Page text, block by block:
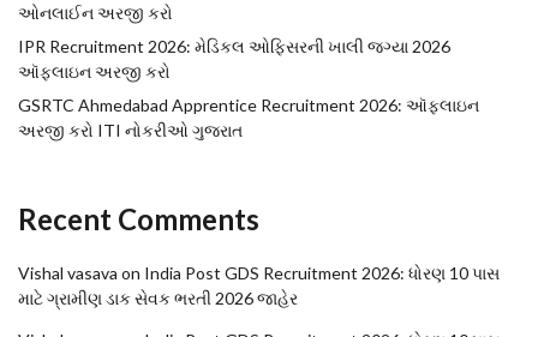
ઓનલાઈન અરજી કરો
IPR Recruitment 2026: મેડિકલ ઓફિસરની ખાલી જગ્યા 2026
ઑફલાઇન અરજી કરો
GSRTC Ahmedabad Apprentice Recruitment 2026: ઑફલાઇન
અરજી કરો ITI નોકરીઓ ગુજરાત
Recent Comments
Vishal vasava on India Post GDS Recruitment 2026: ધોરણ 10 પાસ
માટે ગ્રામીણ ડાક સેવક ભરતી 2026 જાહેર